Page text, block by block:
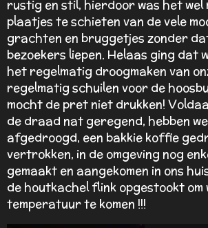
rustig en stil, hierdoor was het wel
plaatjes te schieten van de vele
grachten en bruggetjes zonder
bezoekers liepen. Helaas ging dat
het regelmatig droogmaken van
regelmatig schuilen voor de
mocht de pret niet drukken!
de draad nat geregend, hebben
afgedroogd, een bakkie koffie
vertrokken, in de omgeving nog
gemaakt en aangekomen in ons
de houtkachel flink opgestookt om
temperatuur te komen !!!